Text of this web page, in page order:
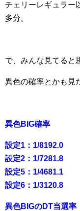
チェリーレギュラー
多分。
で、みんな見てると
異色の確率とかも見
異色BIG確率
設定1：1/8192.0
設定2：1/7281.8
設定5：1/4681.1
設定6：1/3120.8
異色BIGのDT当選率